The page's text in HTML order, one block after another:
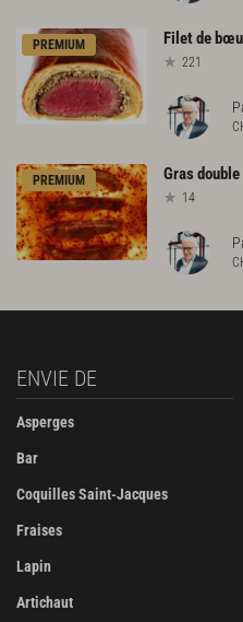
PREMIUM Filetde
221
PREMIUM Grasdouble
14
ENVIE DE
Asperges
Bar
Coquilles Saint-Jacques
Fraises
Lapin
Artichaut